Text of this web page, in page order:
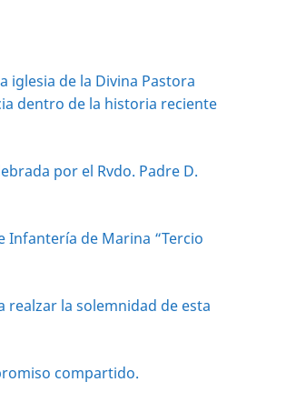
iglesia de la Divina Pastora
dentro de la historia reciente
por el Rvdo. Padre D.
Infantería de Marina “Tercio
realzar la solemnidad de esta
compartido.